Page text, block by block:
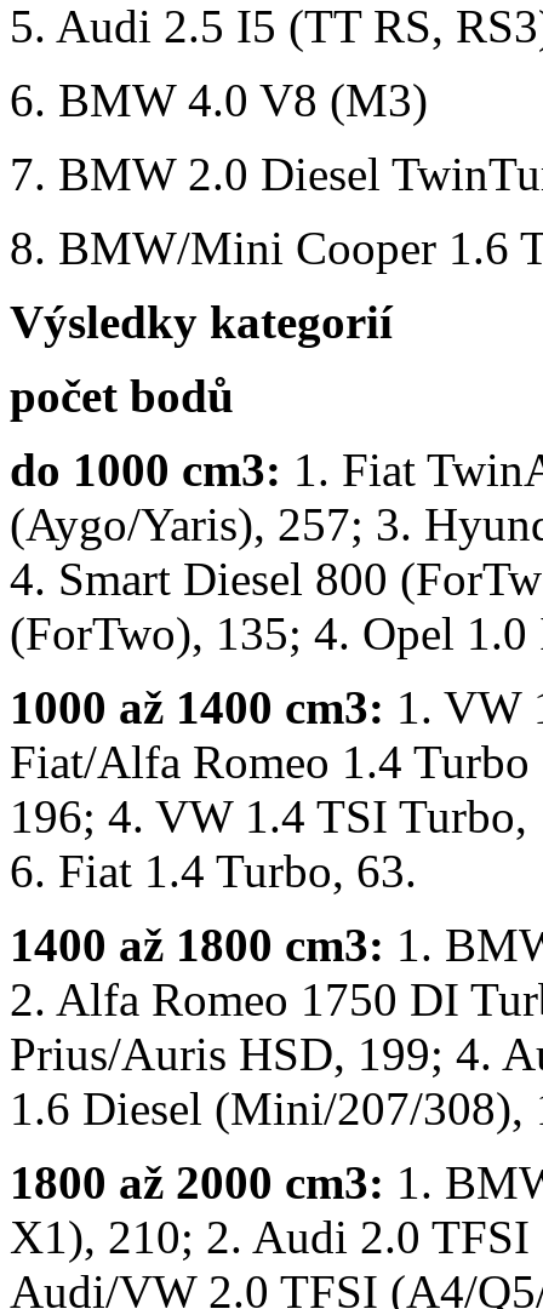
5. Audi 2.5 I5 (TT
6. BMW 4.0
7. BMW 2.0 Diesel
8. BMW/Mini
Výsledky kategorií
počet bodů
do 1000 cm3: 1. Fiat
(Aygo/Yaris), 257; 3.
4. Smart Diesel 800
(ForTwo), 135; 4. Opel
1000 až 1400 cm3: 1. VW
Fiat/Alfa Romeo 1.4
196; 4. VW 1.4 TSI
6. Fiat 1.4 Turbo, 63.
1400 až 1800 cm3: 1.
2. Alfa Romeo 1750 DI
Prius/Auris HSD, 199; 4.
1.6 Diesel (Mini/207/308),
1800 až 2000 cm3: 1.
X1), 210; 2. Audi 2.0
Audi/VW 2.0 TFSI (A4/